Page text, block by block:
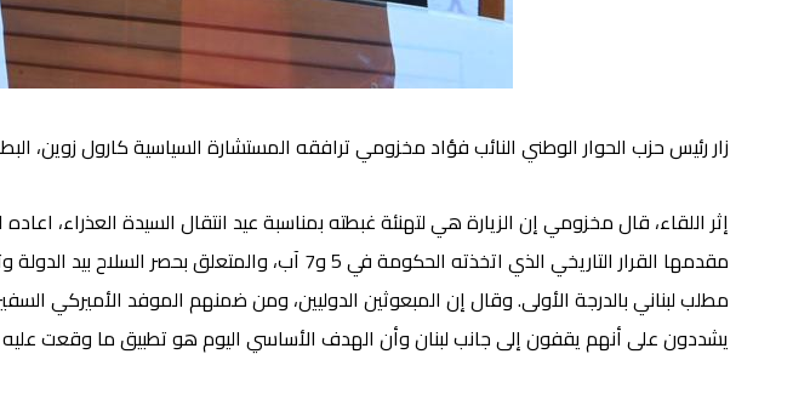
زار رئيس حزب الحوار الوطني النائب فؤاد مخزومي ترافقه المستشارة السياسية كارول زوين،
إثر اللقاء، قال مخزومي إن الزيارة هي لتهنئة غبطته بمناسبة عيد انتقال السيدة العذراء،
مطلب لبناني بالدرجة الأولى. وقال إن المبعوثين الدوليين، ومن ضمنهم الموفد الأميركي
يشددون على أنهم يقفون إلى جانب لبنان وأن الهدف الأساسي اليوم هو تطبيق ما وقعت عليه الحكومة بتاريخ 27 تشرين الثاني ووعدت